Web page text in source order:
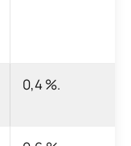
0,4 %.